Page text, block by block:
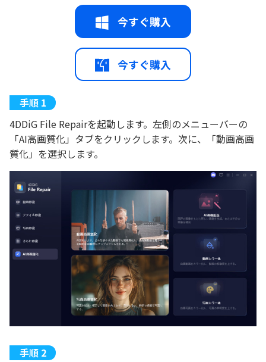
今すぐ購入
今すぐ購入
4DDiG File Repairを起動します。左側のメニューバーの
「AI高画質化」タブをクリックします。次に、「動画高画
質化」を選択します。